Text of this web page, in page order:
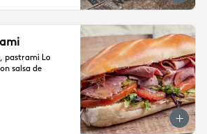
pastrami Lo
salsa de